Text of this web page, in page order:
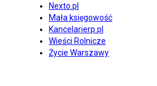
Nexto.pl
Mała księgowość
Kancelarierp.pl
Wieści Rolnicze
Życie Warszawy